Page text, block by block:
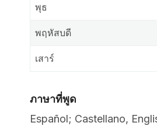
พุธ
พฤหัสบดี
เสาร์
ภาษาที่พูด
Español; Castellano,